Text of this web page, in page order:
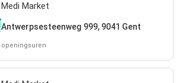
Medi Market
Antwerpsesteenweg 999, 9041 Gent
openingsuren